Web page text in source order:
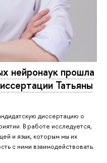
нейронаук прошла
Татьяны
диссертацию о
В работе исследуется,
и язык, которым мы их
с ними взаимодействовать.